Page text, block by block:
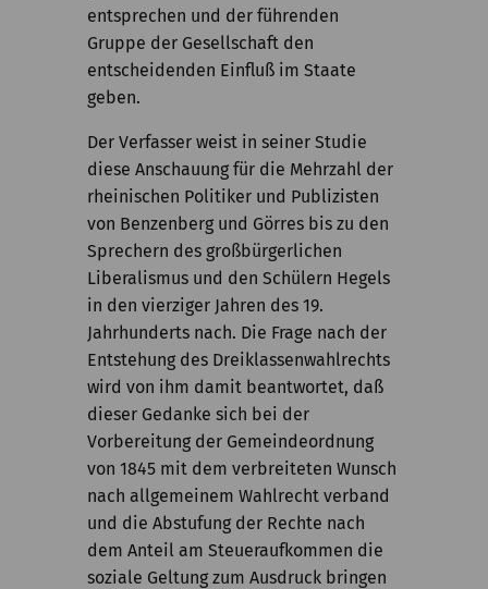
entsprechen und der führenden
Gruppe der Gesellschaft den
entscheidenden Einfluß im Staate
geben.
Der Verfasser weist in seiner Studie
diese Anschauung für die Mehrzahl der
rheinischen Politiker und Publizisten
von Benzenberg und Görres bis zu den
Sprechern des großbürgerlichen
Liberalismus und den Schülern Hegels
in den vierziger Jahren des 19.
Jahrhunderts nach. Die Frage nach der
Entstehung des Dreiklassenwahlrechts
wird von ihm damit beantwortet, daß
dieser Gedanke sich bei der
Vorbereitung der Gemeindeordnung
von 1845 mit dem verbreiteten Wunsch
nach allgemeinem Wahlrecht verband
und die Abstufung der Rechte nach
dem Anteil am Steueraufkommen die
soziale Geltung zum Ausdruck bringen